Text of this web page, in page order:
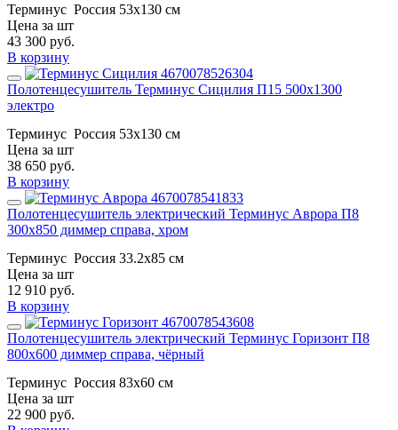
Терминус Россия 53x130 см
Цена за шт
43 300 руб.
В корзину
Полотенцесушитель Терминус Сицилия П15 500х1300
электро
Терминус Россия 53x130 см
Цена за шт
38 650 руб.
В корзину
Полотенцесушитель электрический Терминус Аврора П8
300х850 диммер справа, хром
Терминус Россия 33.2х85 см
Цена за шт
12 910 руб.
В корзину
Полотенцесушитель электрический Терминус Горизонт П8
800х600 диммер справа, чёрный
Терминус Россия 83х60 см
Цена за шт
22 900 руб.